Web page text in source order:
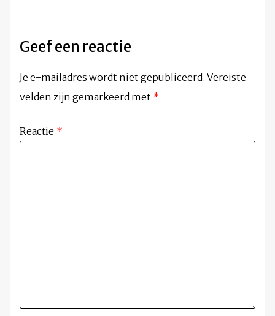
Geef een reactie
Je e-mailadres wordt niet gepubliceerd. Vereiste
velden zijn gemarkeerd met *
Reactie *